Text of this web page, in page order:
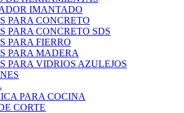
IMANTADO
PARA CONCRETO
PARA CONCRETO SDS
PARA FIERRO
PARA MADERA
PARA VIDRIOS AZULEJOS
PARA COCINA
CORTE